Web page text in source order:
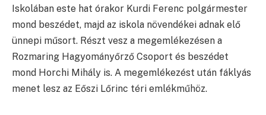
Iskolában este hat órakor Kurdi Ferenc polgármester
mond beszédet, majd az iskola növendékei adnak elő
ünnepi műsort. Részt vesz a megemlékezésen a
Rozmaring Hagyományőrző Csoport és beszédet
mond Horchi Mihály is. A megemlékezést után fáklyás
menet lesz az Eőszi Lőrinc téri emlékműhöz.